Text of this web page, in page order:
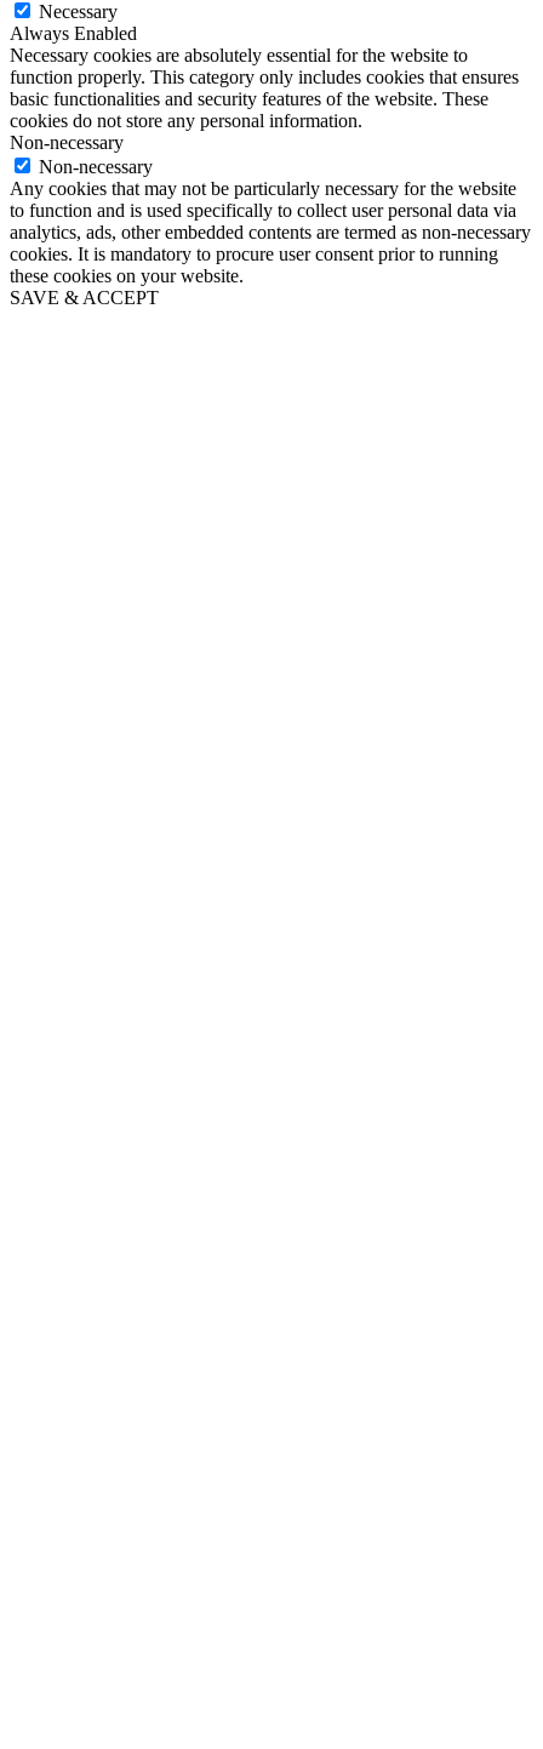
Necessary
Always Enabled
Necessary cookies are absolutely essential for the website to
function properly. This category only includes cookies that ensures
basic functionalities and security features of the website. These
cookies do not store any personal information.
Non-necessary
Non-necessary
Any cookies that may not be particularly necessary for the website
to function and is used specifically to collect user personal data via
analytics, ads, other embedded contents are termed as non-necessary
cookies. It is mandatory to procure user consent prior to running
these cookies on your website.
SAVE & ACCEPT